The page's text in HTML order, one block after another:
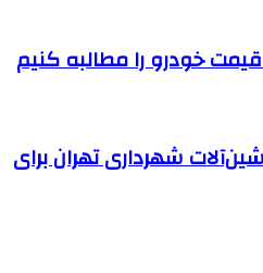
خودرو را مطالبه کنیم
ماشین‌آلات شهرداری تهران برای